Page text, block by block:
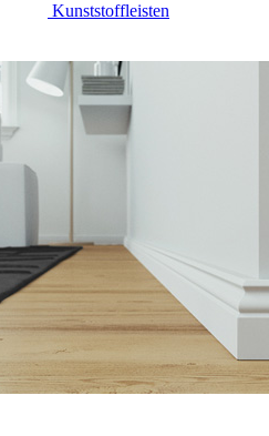
Kunststoffleisten